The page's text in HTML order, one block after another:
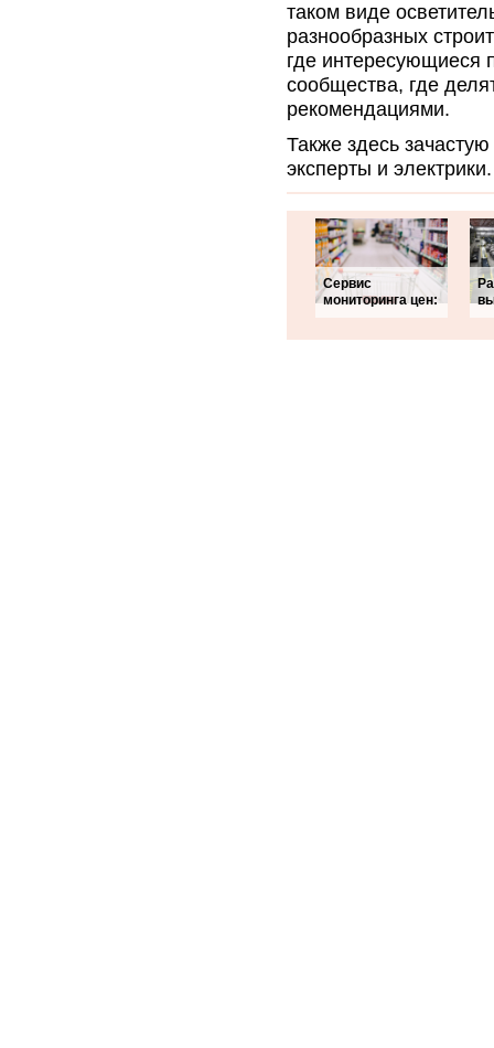
таком виде
разнообразных
где интересующиеся
сообщества, где
рекомендациями.
Также здесь
эксперты и электрики.
Сервис
мониторинга цен: